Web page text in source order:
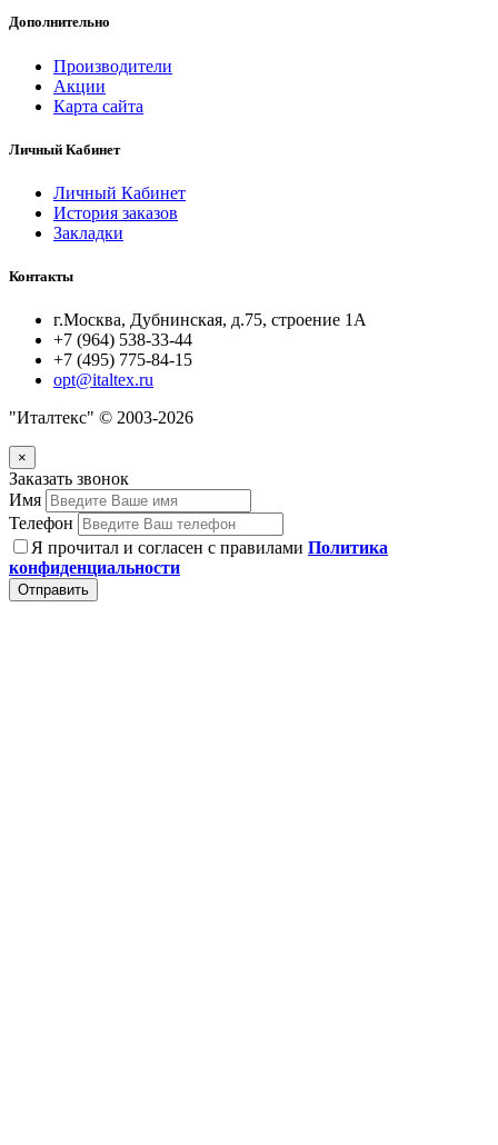
Дополнительно
Производители
Акции
Карта сайта
Личный Кабинет
Личный Кабинет
История заказов
Закладки
Контакты
г.Москва, Дубнинская, д.75, строение 1А
+7 (964) 538-33-44
+7 (495) 775-84-15
opt@italtex.ru
"Италтекс" © 2003-2026
×
Заказать звонок
Имя
Телефон
Я прочитал и согласен с правилами Политика
конфиденциальности
Отправить